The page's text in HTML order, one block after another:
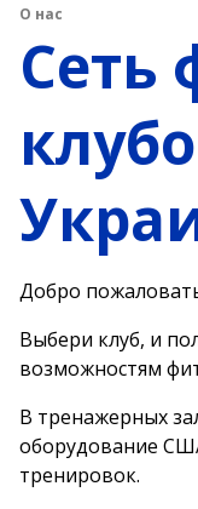
О нас
Сеть
Добро
Выбери клуб, и
возможностям
В тренажерных
оборудование
тренировок.